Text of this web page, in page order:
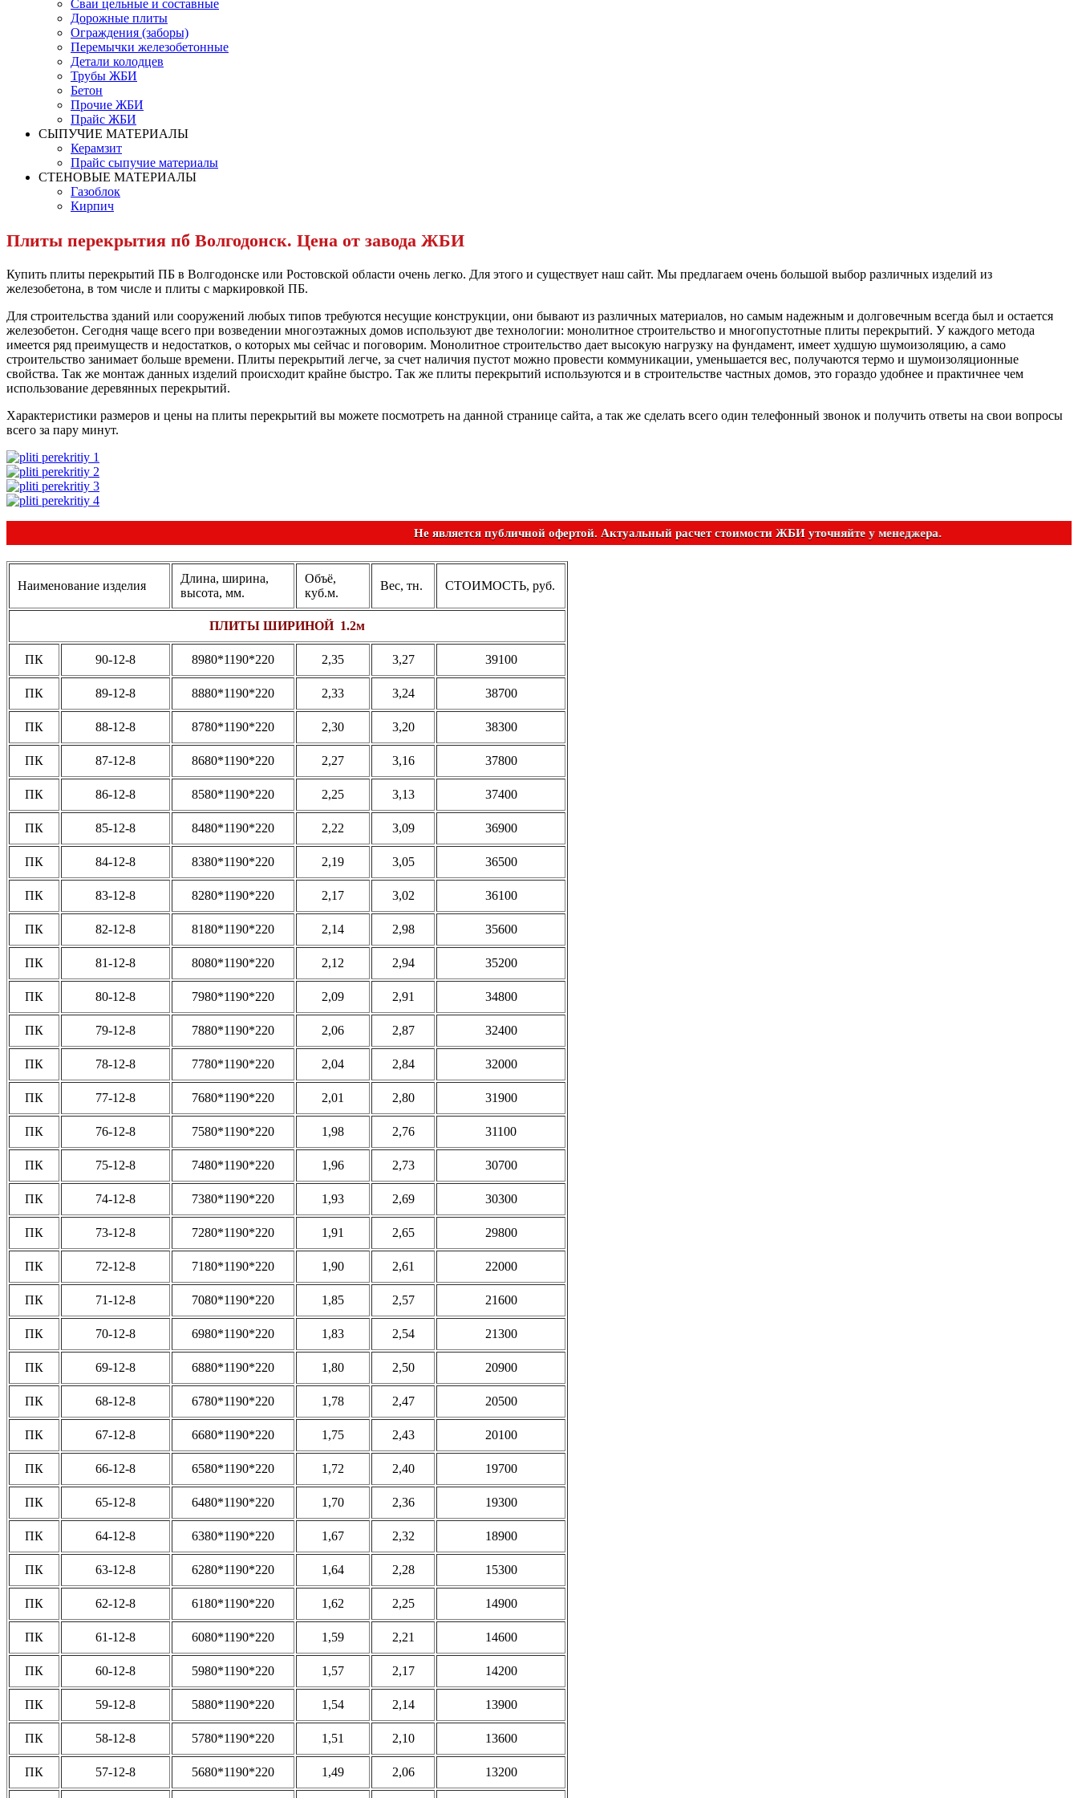
Сваи цельные и составные
Дорожные плиты
Ограждения (заборы)
Перемычки железобетонные
Детали колодцев
Трубы ЖБИ
Бетон
Прочие ЖБИ
Прайс ЖБИ
СЫПУЧИЕ МАТЕРИАЛЫ
Керамзит
Прайс сыпучие материалы
СТЕНОВЫЕ МАТЕРИАЛЫ
Газоблок
Кирпич
Плиты перекрытия пб Волгодонск. Цена от завода ЖБИ
Купить плиты перекрытий ПБ в Волгодонске или Ростовской области очень легко. Для этого и существует наш сайт. Мы предлагаем очень большой выбор различных изделий из
железобетона, в том числе и плиты с маркировкой ПБ.
Для строительства зданий или сооружений любых типов требуются несущие конструкции, они бывают из различных материалов, но самым надежным и долговечным всегда был и остается
железобетон. Сегодня чаще всего при возведении многоэтажных домов используют две технологии: монолитное строительство и многопустотные плиты перекрытий. У каждого метода
имеется ряд преимуществ и недостатков, о которых мы сейчас и поговорим. Монолитное строительство дает высокую нагрузку на фундамент, имеет худшую шумоизоляцию, а само
строительство занимает больше времени. Плиты перекрытий легче, за счет наличия пустот можно провести коммуникации, уменьшается вес, получаются термо и шумоизоляционные
свойства. Так же монтаж данных изделий происходит крайне быстро. Так же плиты перекрытий используются и в строительстве частных домов, это гораздо удобнее и практичнее чем
использование деревянных перекрытий.
Характеристики размеров и цены на плиты перекрытий вы можете посмотреть на данной странице сайта, а так же сделать всего один телефонный звонок и получить ответы на свои вопросы
всего за пару минут.
Не является публичной офертой. Актуальный расчет стоимости ЖБИ уточняйте у менеджера.
Наименование изделия
Длина, ширина,
высота, мм.
Объё,
куб.м.
Вес, тн. СТОИМОСТЬ, руб.
ПЛИТЫ ШИРИНОЙ 1.2м
ПК 90-12-8 8980*1190*220 2,35 3,27 39100
ПК 89-12-8 8880*1190*220 2,33 3,24 38700
ПК 88-12-8 8780*1190*220 2,30 3,20 38300
ПК 87-12-8 8680*1190*220 2,27 3,16 37800
ПК 86-12-8 8580*1190*220 2,25 3,13 37400
ПК 85-12-8 8480*1190*220 2,22 3,09 36900
ПК 84-12-8 8380*1190*220 2,19 3,05 36500
ПК 83-12-8 8280*1190*220 2,17 3,02 36100
ПК 82-12-8 8180*1190*220 2,14 2,98 35600
ПК 81-12-8 8080*1190*220 2,12 2,94 35200
ПК 80-12-8 7980*1190*220 2,09 2,91 34800
ПК 79-12-8 7880*1190*220 2,06 2,87 32400
ПК 78-12-8 7780*1190*220 2,04 2,84 32000
ПК 77-12-8 7680*1190*220 2,01 2,80 31900
ПК 76-12-8 7580*1190*220 1,98 2,76 31100
ПК 75-12-8 7480*1190*220 1,96 2,73 30700
ПК 74-12-8 7380*1190*220 1,93 2,69 30300
ПК 73-12-8 7280*1190*220 1,91 2,65 29800
ПК 72-12-8 7180*1190*220 1,90 2,61 22000
ПК 71-12-8 7080*1190*220 1,85 2,57 21600
ПК 70-12-8 6980*1190*220 1,83 2,54 21300
ПК 69-12-8 6880*1190*220 1,80 2,50 20900
ПК 68-12-8 6780*1190*220 1,78 2,47 20500
ПК 67-12-8 6680*1190*220 1,75 2,43 20100
ПК 66-12-8 6580*1190*220 1,72 2,40 19700
ПК 65-12-8 6480*1190*220 1,70 2,36 19300
ПК 64-12-8 6380*1190*220 1,67 2,32 18900
ПК 63-12-8 6280*1190*220 1,64 2,28 15300
ПК 62-12-8 6180*1190*220 1,62 2,25 14900
ПК 61-12-8 6080*1190*220 1,59 2,21 14600
ПК 60-12-8 5980*1190*220 1,57 2,17 14200
ПК 59-12-8 5880*1190*220 1,54 2,14 13900
ПК 58-12-8 5780*1190*220 1,51 2,10 13600
ПК 57-12-8 5680*1190*220 1,49 2,06 13200